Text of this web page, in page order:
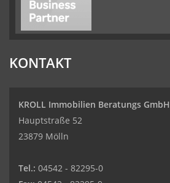
KONTAKT
KROLL Immobilien Beratungs GmbH
Hauptstraße 52
23879 Mölln
Tel.: 04542 - 82295-0